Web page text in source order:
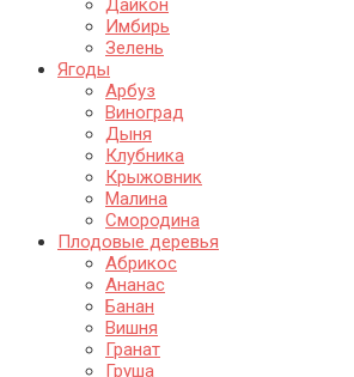
Дайкон
Имбирь
Зелень
Ягоды
Арбуз
Виноград
Дыня
Клубника
Крыжовник
Малина
Смородина
Плодовые деревья
Абрикос
Ананас
Банан
Вишня
Гранат
Груша